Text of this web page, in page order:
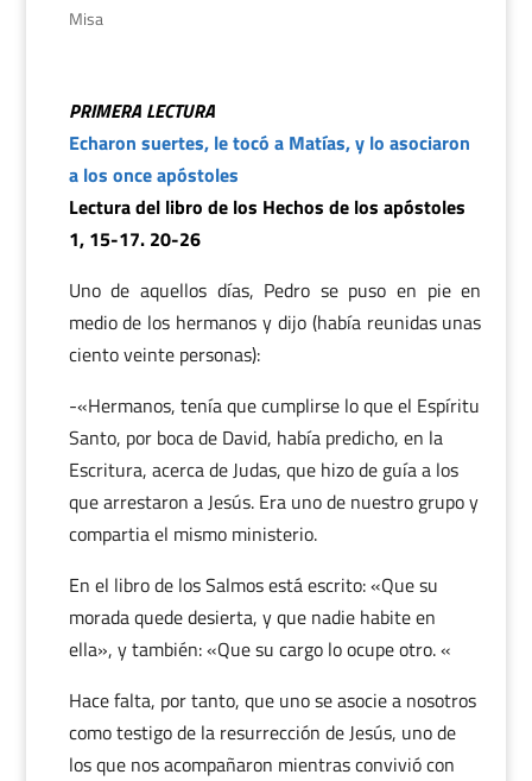
Misa
PRIMERA LECTURA
Echaron suertes, le tocó a Matías, y lo asociaron
a los once apóstoles
Lectura del libro de los Hechos de los apóstoles
1, 15-17. 20-26
Uno de aquellos días, Pedro se puso en pie en
medio de los hermanos y dijo (había reunidas unas
ciento veinte personas):
-«Hermanos, tenía que cumplirse lo que el Espíritu
Santo, por boca de David, había predicho, en la
Escritura, acerca de Judas, que hizo de guía a los
que arrestaron a Jesús. Era uno de nuestro grupo y
compartia el mismo ministerio.
En el libro de los Salmos está escrito: «Que su
morada quede desierta, y que nadie habite en
ella», y también: «Que su cargo lo ocupe otro. «
Hace falta, por tanto, que uno se asocie a nosotros
como testigo de la resurrección de Jesús, uno de
los que nos acompañaron mientras convivió con